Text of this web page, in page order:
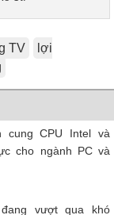
TV
lợi
cung CPU Intel và
cho ngành PC và
vượt qua khó